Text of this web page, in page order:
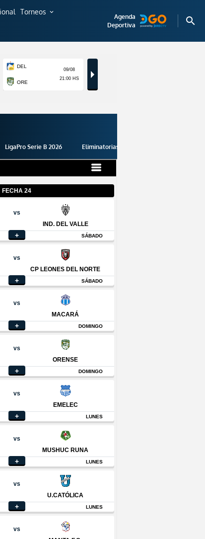
Torneos expand_more
Agenda
Deportiva
search
LigaPro Serie B 2026 Eliminatorias 2026